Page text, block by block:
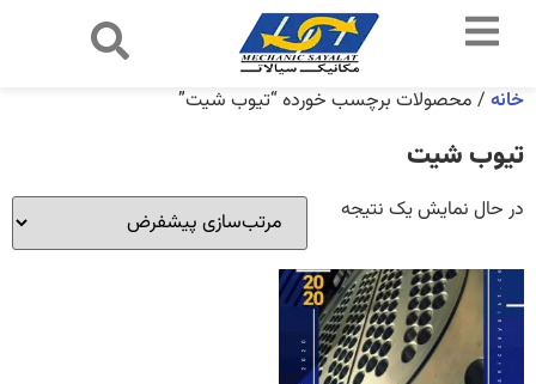
خانه / محصولات برچسب خورده “تیوب شیت”
تیوب شیت
در حال نمایش یک نتیجه